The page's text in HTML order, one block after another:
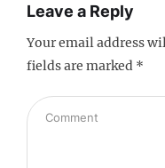
Leave a Reply
Your email address
fields are marked *